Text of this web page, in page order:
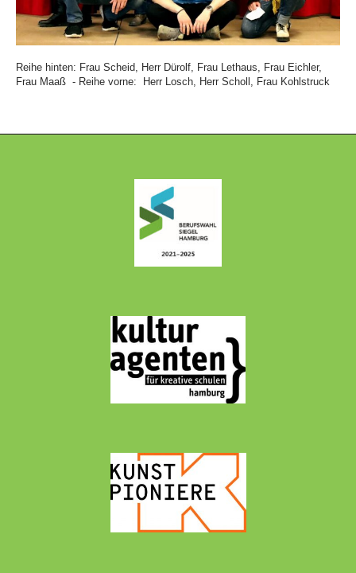
Reihe hinten: Frau Scheid, Herr Dürolf, Frau Lethaus, Frau Eichler,
Frau Maaß - Reihe vorne: Herr Losch, Herr Scholl, Frau Kohlstruck